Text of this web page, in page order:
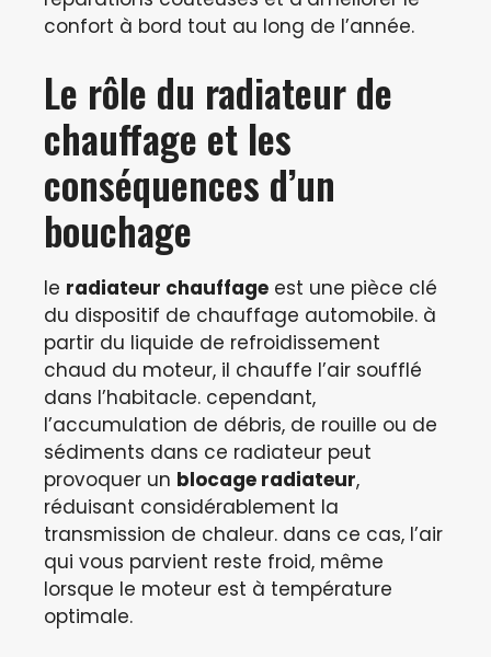
confort à bord tout au long de l’année.
Le rôle du radiateur de
chauffage et les
conséquences d’un
bouchage
le radiateur chauffage est une pièce clé
du dispositif de chauffage automobile. à
partir du liquide de refroidissement
chaud du moteur, il chauffe l’air soufflé
dans l’habitacle. cependant,
l’accumulation de débris, de rouille ou de
sédiments dans ce radiateur peut
provoquer un blocage radiateur,
réduisant considérablement la
transmission de chaleur. dans ce cas, l’air
qui vous parvient reste froid, même
lorsque le moteur est à température
optimale.